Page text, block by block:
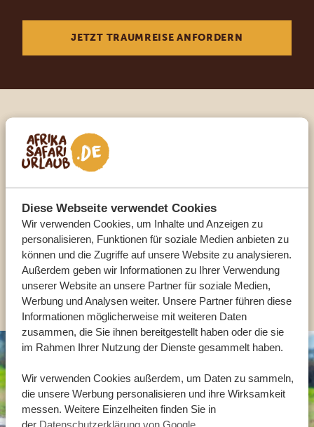
Diese Webseite verwendet Cookies
Wir verwenden Cookies, um Inhalte und Anzeigen zu
personalisieren, Funktionen für soziale Medien anbieten zu
können und die Zugriffe auf unsere Website zu analysieren.
Außerdem geben wir Informationen zu Ihrer Verwendung
unserer Website an unsere Partner für soziale Medien,
Werbung und Analysen weiter. Unsere Partner führen diese
Informationen möglicherweise mit weiteren Daten
zusammen, die Sie ihnen bereitgestellt haben oder die sie
im Rahmen Ihrer Nutzung der Dienste gesammelt haben.
Wir verwenden Cookies außerdem, um Daten zu sammeln,
die unsere Werbung personalisieren und ihre Wirksamkeit
messen. Weitere Einzelheiten finden Sie in
der Datenschutzerklärung von Google.
JETZT TRAUMREISE ANFORDERN
Sprechen Sie mit einem
Reiseberater
DE:
ANDERE LÄNDER